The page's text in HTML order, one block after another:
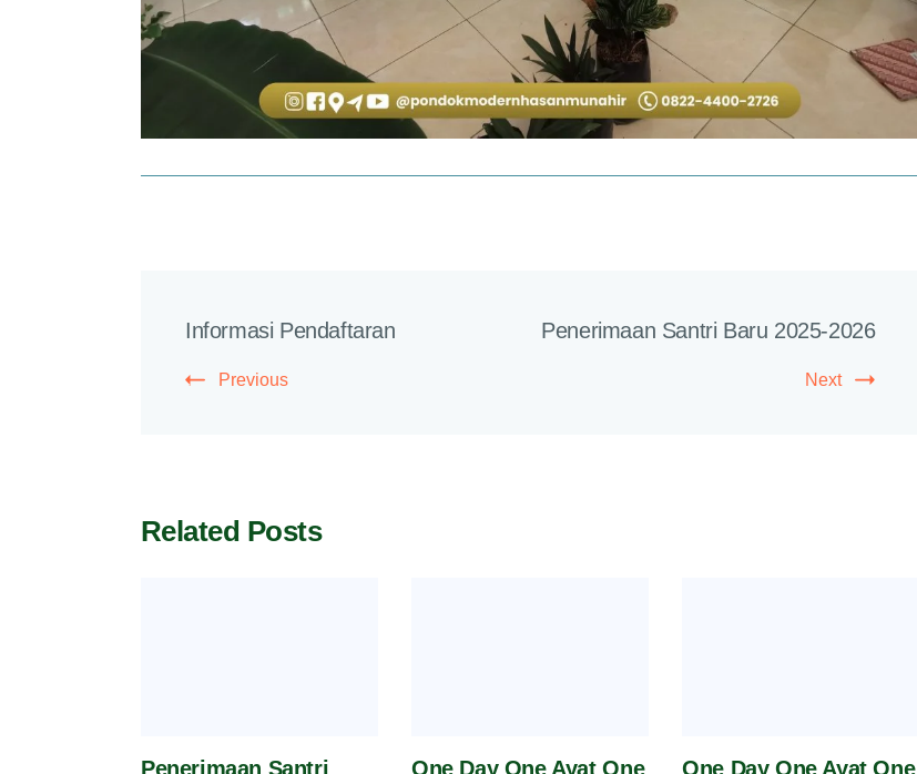
Navigation
Informasi Pendaftaran
Previous
Penerimaan Santri Baru 2025-2026
Next
Related Posts
Penerimaan Santri One Day One Ayat One One Day One Ayat One